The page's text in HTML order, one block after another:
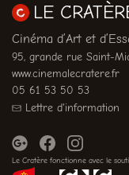
LE
Cinéma d’Art et
95, grande rue Saint-
www.cinemalecratere.fr
05 61 53 50 53
Lettre d'information
Le Cratère fonctionne avec le